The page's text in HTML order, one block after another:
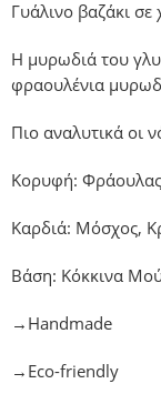
Γυάλινο βαζάκι
Η μυρωδιά του
φραουλένια
Πιο αναλυτικά οι
Κορυφή:
Καρδιά: Μόσχος,
Βάση: Κόκκινα
→Handmade
→Eco-friendly